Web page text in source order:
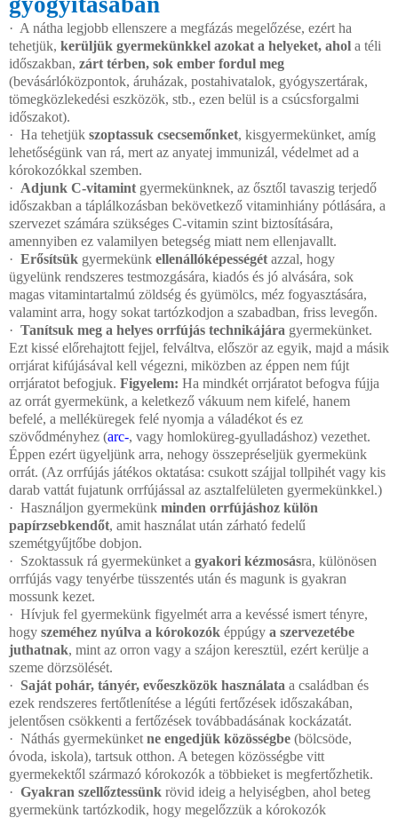
· A nátha legjobb ellenszere a megfázás megelőzése, ezért ha
tehetjük, kerüljük gyermekünkkel azokat a helyeket, ahol a téli
időszakban, zárt térben, sok ember fordul meg
(bevásárlóközpontok, áruházak, postahivatalok, gyógyszertárak,
tömegközlekedési eszközök, stb., ezen belül is a csúcsforgalmi
időszakot).
· Ha tehetjük szoptassuk csecsemőnket, kisgyermekünket, amíg
lehetőségünk van rá, mert az anyatej immunizál, védelmet ad a
kórokozókkal szemben.
· Adjunk C-vitamint gyermekünknek, az ősztől tavaszig terjedő
időszakban a táplálkozásban bekövetkező vitaminhiány pótlására, a
szervezet számára szükséges C-vitamin szint biztosítására,
amennyiben ez valamilyen betegség miatt nem ellenjavallt.
· Erősítsük gyermekünk ellenállóképességét azzal, hogy
ügyelünk rendszeres testmozgására, kiadós és jó alvására, sok
magas vitamintartalmú zöldség és gyümölcs, méz fogyasztására,
valamint arra, hogy sokat tartózkodjon a szabadban, friss levegőn.
· Tanítsuk meg a helyes orrfújás technikájára gyermekünket.
Ezt kissé előrehajtott fejjel, felváltva, először az egyik, majd a másik
orrjárat kifújásával kell végezni, miközben az éppen nem fújt
orrjáratot befogjuk. Figyelem: Ha mindkét orrjáratot befogva fújja
az orrát gyermekünk, a keletkező vákuum nem kifelé, hanem
befelé, a melléküregek felé nyomja a váladékot és ez
szövődményhez (arc-, vagy homloküreg-gyulladáshoz) vezethet.
Éppen ezért ügyeljünk arra, nehogy összepréseljük gyermekünk
orrát. (Az orrfújás játékos oktatása: csukott szájjal tollpihét vagy kis
darab vattát fujatunk orrfújással az asztalfelületen gyermekünkkel.)
· Használjon gyermekünk minden orrfújáshoz külön
papírzsebkendőt, amit használat után zárható fedelű
szemétgyűjtőbe dobjon.
· Szoktassuk rá gyermekünket a gyakori kézmosásra, különösen
orrfújás vagy tenyérbe tüsszentés után és magunk is gyakran
mossunk kezet.
· Hívjuk fel gyermekünk figyelmét arra a kevéssé ismert tényre,
hogy szeméhez nyúlva a kórokozók éppúgy a szervezetébe
juthatnak, mint az orron vagy a szájon keresztül, ezért kerülje a
szeme dörzsölését.
· Saját pohár, tányér, evőeszközök használata a családban és
ezek rendszeres fertőtlenítése a légúti fertőzések időszakában,
jelentősen csökkenti a fertőzések továbbadásának kockázatát.
· Náthás gyermekünket ne engedjük közösségbe (bölcsöde,
óvoda, iskola), tartsuk otthon. A betegen közösségbe vitt
gyermekektől származó kórokozók a többieket is megfertőzhetik.
· Gyakran szellőztessünk rövid ideig a helyiségben, ahol beteg
gyermekünk tartózkodik, hogy megelőzzük a kórokozók